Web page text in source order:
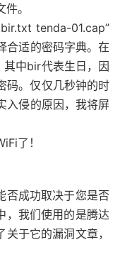
。
tenda-01.cap”
合适的密码字典。在
中bir代表生日，因
码。仅仅几秒钟的时
入侵的原因，我将屏
了！
否成功取决于您是否
，我们使用的是腾达
于它的漏洞文章，